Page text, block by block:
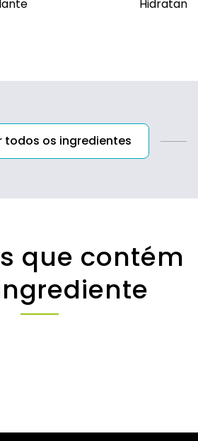
todos os ingredientes
que contém